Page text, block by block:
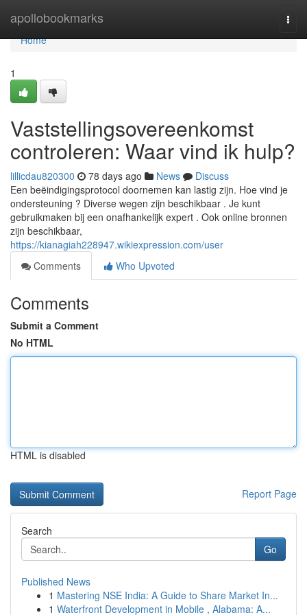
apollobookmarks
Home
Home
1
Vaststellingsovereenkomst
controleren: Waar vind ik hulp?
lillicdau820300 78 days ago News
Discuss
Een beëindigingsprotocol doornemen kan lastig zijn. Hoe vind je
ondersteuning ? Diverse wegen zijn beschikbaar . Je kunt
gebruikmaken bij een onafhankelijk expert . Ook online bronnen
zijn beschikbaar,
https://kianagiah228947.wikiexpression.com/user
Comments
Who Upvoted
Comments
Submit a Comment
No HTML
HTML is disabled
Report Page
Search
Go
Published News
1 Mastering NSE India: A Guide to Share Market In...
1 Waterfront Development in Mobile , Alabama: A...